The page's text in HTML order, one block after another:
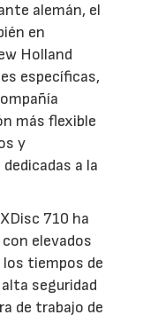
alemán, el
en
Holland
específicas,
más flexible
y
a la
710 ha
elevados
los tiempos de
seguridad
de trabajo de